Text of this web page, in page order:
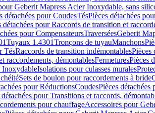
Geberit Mapress Acier Inoxydable, sans
détachées pour CoudesTésPièces détachées
détachées pour Raccords de transition et
pour CompensateursTraverséesGeberit
Tuyaux 1.4301Tronçons de tuyauManchons
TésRaccords de transition indémontablesPièces
raccordements, démontablesFermeturesPièces
InoxydableIsolations pour culasses murales
Sets de boulon pour raccordements à bride
pour RéductionsCoudesPièces détachées
détachées pour Transitions et raccords,
pour chauffageAccessoires pour